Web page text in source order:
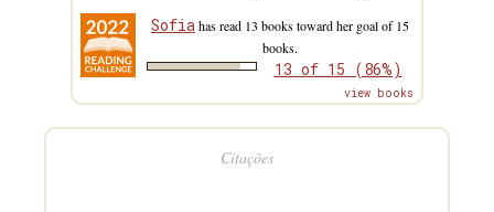
Sofiahas read 13 books toward her goal of 15
books.
13 of 15 (86%)
view books
Citações